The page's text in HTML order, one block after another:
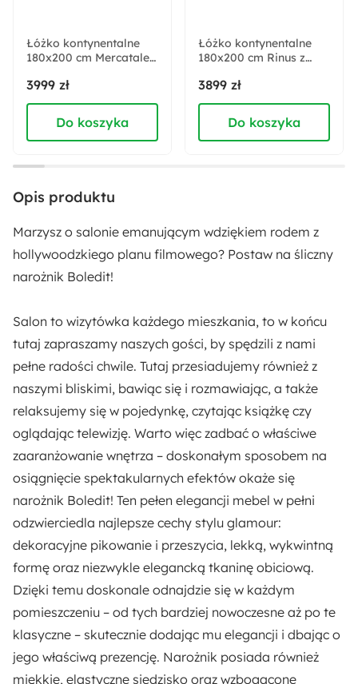
Głębokość:
234 cm
Szerokość:
284 cm
Wysokość nóżek:
Szerokość otomany:
116 cm
Wysokość siedziska:
46 cm
Głębokość siedziska:
58 cm
Szerokość siedziska:
144 cm
Rozmiar:
Duży
Liczba miejsc:
4
Łóżko kontynentalne
180x200 cm Mercatale z
welur
3999 zł
Do koszyka
Łóżko kontynentalne
180x200 cm Rinus z
topperem beżowe welur
3899 zł
Do koszyka
Opis produktu
Marzysz o salonie emanującym wdziękiem rodem z
hollywoodzkiego planu filmowego? Postaw na śliczny
narożnik Boledit!
Salon to wizytówka każdego mieszkania, to w końcu
tutaj zapraszamy naszych gości, by spędzili z nami
pełne radości chwile. Tutaj przesiadujemy również z
naszymi bliskimi, bawiąc się i rozmawiając, a także
relaksujemy się w pojedynkę, czytając książkę czy
oglądając telewizję. Warto więc zadbać o właściwe
zaaranżowanie wnętrza – doskonałym sposobem na
osiągnięcie spektakularnych efektów okaże się
narożnik Boledit! Ten pełen elegancji mebel w pełni
odzwierciedla najlepsze cechy stylu glamour:
dekoracyjne pikowanie i przeszycia, lekką, wykwintną
formę oraz niezwykle elegancką tkaninę obiciową.
Dzięki temu doskonale odnajdzie się w każdym
pomieszczeniu – od tych bardziej nowoczesne aż po te
klasyczne – skutecznie dodając mu elegancji i dbając o
jego właściwą prezencję. Narożnik posiada również
miękkie, elastyczne siedzisko oraz wzbogacone